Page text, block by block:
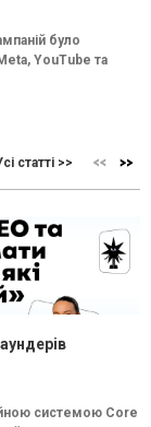
було
YouTube та
статті >>
системою Core